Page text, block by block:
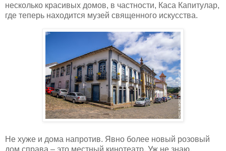
несколько красивых домов, в частности, Каса Капитулар,
где теперь находится музей священного искусства.
Не хуже и дома напротив. Явно более новый розовый
дом справа – это местный кинотеатр. Уж не знаю,